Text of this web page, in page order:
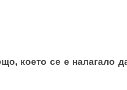
което се е налагало